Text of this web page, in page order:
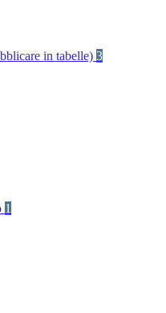
in tabelle) 3
1